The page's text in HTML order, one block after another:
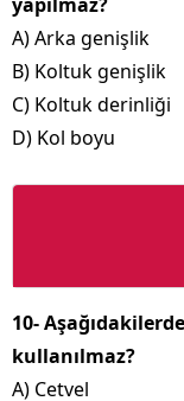
A) Arka genişlik
B) Koltuk genişlik
C) Koltuk derinliği
D) Kol boyu
10-
kullanılmaz?
A) Cetvel